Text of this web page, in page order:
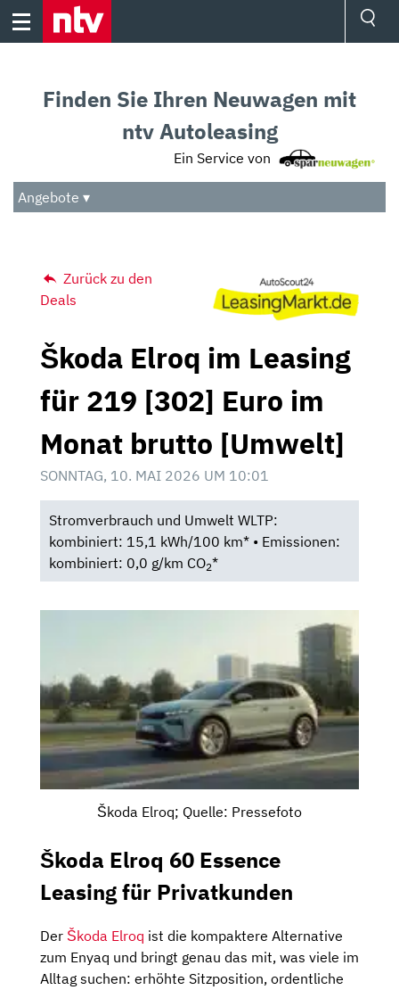
Skip
Audio
Das Beste
Finden Sie Ihren Neuwagen mit
ntv Autoleasing
Ein Service von
Angebote ▾
Zurück zu den
Deals
Škoda Elroq im Leasing
für 219 [302] Euro im
Monat brutto [Umwelt]
SONNTAG, 10. MAI 2026 UM 10:01
Stromverbrauch und Umwelt WLTP:
kombiniert: 15,1 kWh/100 km* • Emissionen:
kombiniert: 0,0 g/km CO2*
Škoda Elroq; Quelle: Pressefoto
Škoda Elroq 60 Essence
Leasing für Privatkunden
Der Škoda Elroq ist die kompaktere Alternative
zum Enyaq und bringt genau das mit, was viele im
Alltag suchen: erhöhte Sitzposition, ordentliche